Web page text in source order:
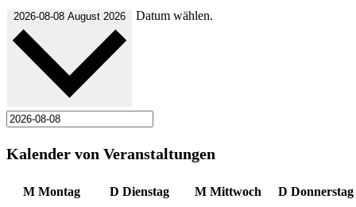
2026-08-08 August 2026 Datum wählen.
Kalender von Veranstaltungen
M Montag D Dienstag M Mittwoch D Donnerstag